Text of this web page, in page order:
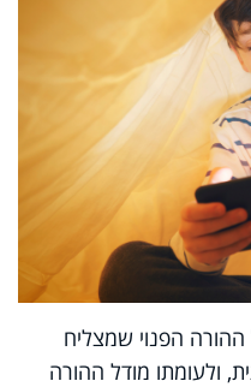
ההורה הפנוי שמצליח
ולעומתו מודל ההורה